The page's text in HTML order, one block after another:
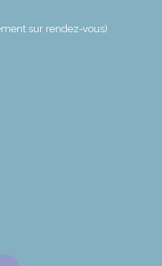
sur rendez-vous)